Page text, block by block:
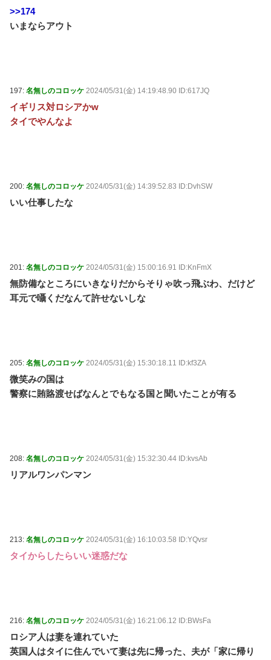
>>174
いまならアウト
197: 名無しのコロッケ 2024/05/31(金) 14:19:48.90 ID:617JQ
イギリス対ロシアかw
タイでやんなよ
200: 名無しのコロッケ 2024/05/31(金) 14:39:52.83 ID:DvhSW
いい仕事したな
201: 名無しのコロッケ 2024/05/31(金) 15:00:16.91 ID:KnFmX
無防備なところにいきなりだからそりゃ吹っ飛ぶわ、だけど
耳元で囁くだなんて許せないしな
205: 名無しのコロッケ 2024/05/31(金) 15:30:18.11 ID:kf3ZA
微笑みの国は
警察に賄賂渡せばなんとでもなる国と聞いたことが有る
208: 名無しのコロッケ 2024/05/31(金) 15:32:30.44 ID:kvsAb
リアルワンパンマン
213: 名無しのコロッケ 2024/05/31(金) 16:10:03.58 ID:YQvsr
タイからしたらいい迷惑だな
216: 名無しのコロッケ 2024/05/31(金) 16:21:06.12 ID:BWsFa
ロシア人は妻を連れていた
英国人はタイに住んでいて妻は先に帰った、夫が「家に帰り